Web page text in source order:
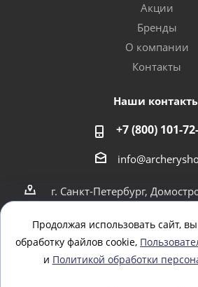
Акции
Бренды
О компании
Контакты
Наши
+7 (800) 101-
г. Санкт-Петербург,
г. Санкт-Петербург
Оставайтесь на
Продолжая использовать сайт,
обработку файлов cookie,
и Политикой обработки